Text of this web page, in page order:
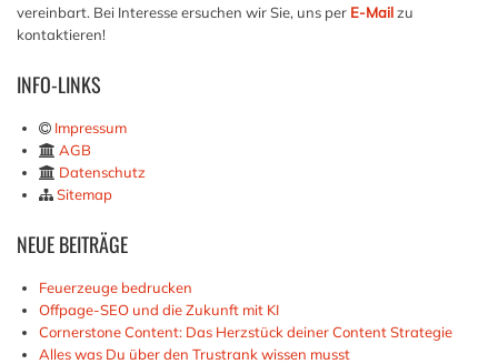
vereinbart. Bei Interesse ersuchen wir Sie, uns per E-Mailzu
kontaktieren!
INFO-LINKS
Impressum
AGB
Datenschutz
Sitemap
NEUEBEITRÄGE
Feuerzeuge bedrucken
Offpage-SEO und die Zukunft mit KI
Cornerstone Content: Das Herzstück deiner Content Strategie
Alles was Du über den Trustrank wissen musst